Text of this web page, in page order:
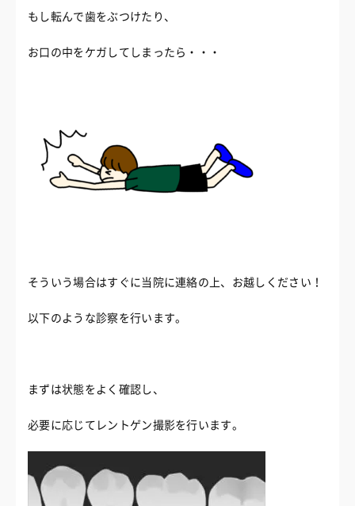
もし転んで歯をぶつけたり、
お口の中をケガしてしまったら・・・
そういう場合はすぐに当院に連絡の上、お越しください！
以下のような診察を行います。
まずは状態をよく確認し、
必要に応じてレントゲン撮影を行います。